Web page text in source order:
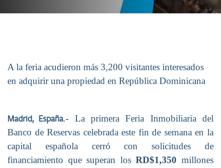
A la feria acudieron más 3,200 visitantes interesados
en adquirir una propiedad en República Dominicana
Madrid, España.- La primera Feria Inmobiliaria del
Banco de Reservas celebrada este fin de semana en la
capital española cerró con solicitudes de
financiamiento que superan losRD$1,350 millones